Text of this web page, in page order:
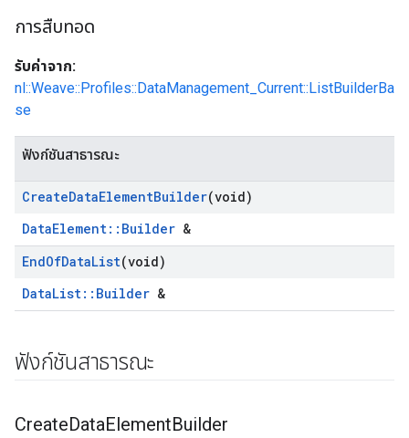
การสืบทอด
รับค่าจาก:
nl::Weave::Profiles::DataManagement_Current::ListBuilderBa
se
ฟังก์ชันสาธารณะ
CreateDataElementBuilder(void)
DataElement::Builder &
EndOfDataList(void)
DataList::Builder &
ฟังก์ชันสาธารณะ
CreateDataElementBuilder